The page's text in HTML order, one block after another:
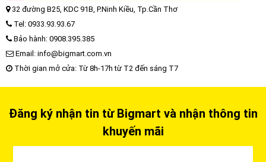
32 đường B25, KDC 91B, P.Ninh Kiều, Tp.Cần Thơ
Tel: 0933.93.93.67
Bảo hành: 0908.395.385
Email: info@bigmart.com.vn
Thời gian mở cửa: Từ 8h-17h từ T2 đến sáng T7
Đăng ký nhận tin từ Bigmart và nhận thông tin
khuyến mãi